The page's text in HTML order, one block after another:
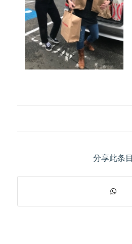
分享此条目